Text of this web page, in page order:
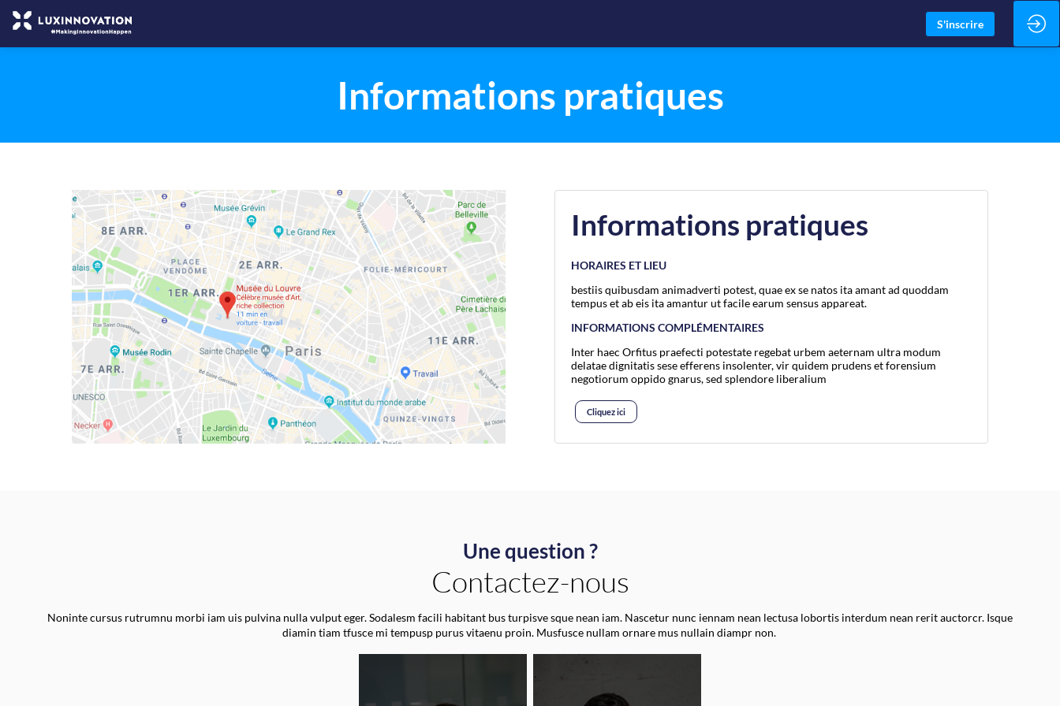
S'inscrire
Informations pratiques
Informations pratiques
HORAIRES ET LIEU
bestiis quibusdam animadverti potest, quae ex se natos ita amant ad quoddam
tempus et ab eis ita amantur ut facile earum sensus appareat.
INFORMATIONS COMPLÉMENTAIRES
Inter haec Orfitus praefecti potestate regebat urbem aeternam ultra modum
delatae dignitatis sese efferens insolenter, vir quidem prudens et forensium
negotiorum oppido gnarus, sed splendore liberalium
Cliquez ici
Une question ?
Contactez-nous
Noninte cursus rutrumnu morbi iam uis pulvina nulla vulput eger. Sodalesm facili habitant bus turpisve sque nean iam. Nascetur nunc iennam nean lectusa lobortis interdum nean rerit auctorcr. Isque
diamin tiam tfusce mi tempusp purus vitaenu proin. Musfusce nullam ornare mus nullain diampr non.